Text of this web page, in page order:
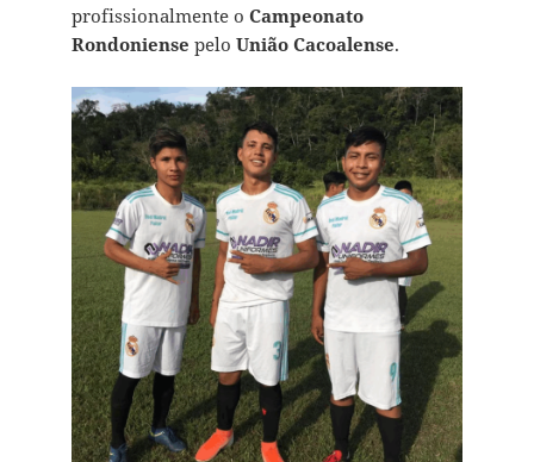
profissionalmente o Campeonato
Rondoniense pelo União Cacoalense.